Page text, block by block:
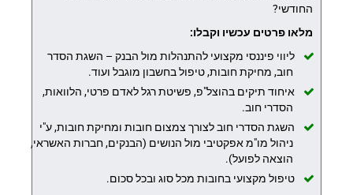
החודשי?
מלאו פרטים עכשיו וקבלו:
ליווי פיננסי מקצועי להתנהלות מול הבנק – השגת הסדר
חוב, מחיקת חובות, טיפול בחשבון מוגבל ועוד.
איחוד תיקים בהוצל"פ, פשיטת רגל לאדם פרטי, הלוואות,
הסדרי חוב.
השגת הסדרי חוב לצורך צמצום חובות ומחיקת חובות, ע"י
ניהול מו"מ אפקטיבי מול הנושים (הבנקים, חברות האשראי,
הוצאה לפועל).
טיפול מקצועי בחובות מכל סוג ובכל סכום.